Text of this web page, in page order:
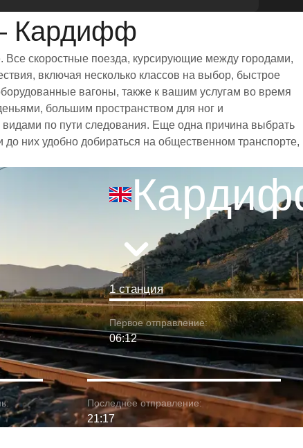
Кардифф
скоростные поезда, курсирующие между городами,
включая несколько классов на выбор, быстрое
вагоны, также к вашим услугам во время
большим пространством для ног и
по пути следования. Еще одна причина выбрать
них удобно добираться на общественном транспорте,
1 станция
Первое отправление:
06:12
Последнее отправление:
21:17